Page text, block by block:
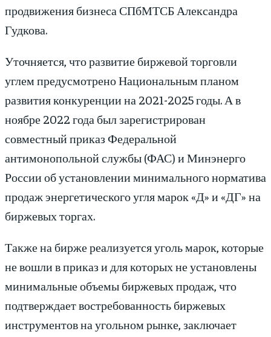
продвижения бизнеса СПбМТСБ Александра
Гудкова.
Уточняется, что развитие биржевой торговли
углем предусмотрено Национальным планом
развития конкуренции на 2021-2025 годы. А в
ноябре 2022 года был зарегистрирован
совместный приказ Федеральной
антимонопольной службы (ФАС) и Минэнерго
России об установлении минимального норматива
продаж энергетического угля марок «Д» и «ДГ» на
биржевых торгах.
Также на бирже реализуется уголь марок, которые
не вошли в приказ и для которых не установлены
минимальные объемы биржевых продаж, что
подтверждает востребованность биржевых
инструментов на угольном рынке, заключает